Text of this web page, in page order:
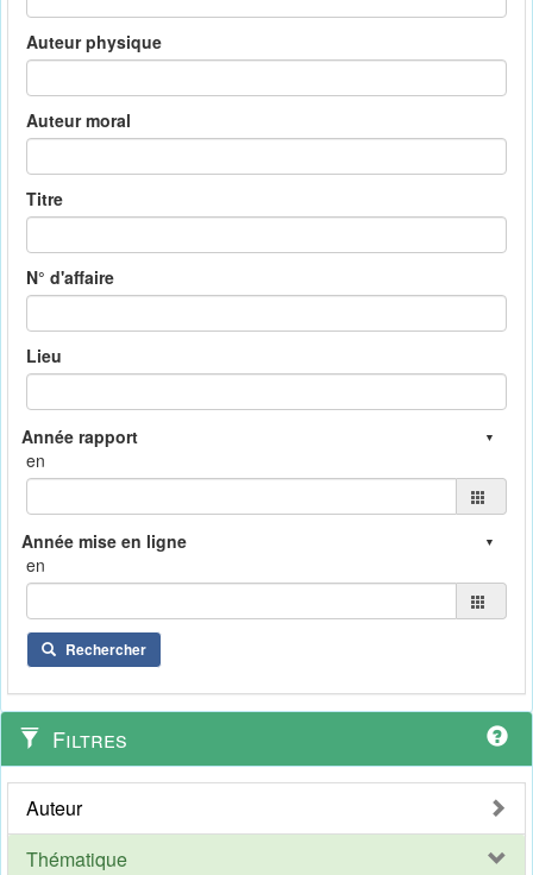
Auteur physique
Auteur moral
Titre
N° d'affaire
Lieu
en
en
Rechercher
Filtres
Auteur
Thématique